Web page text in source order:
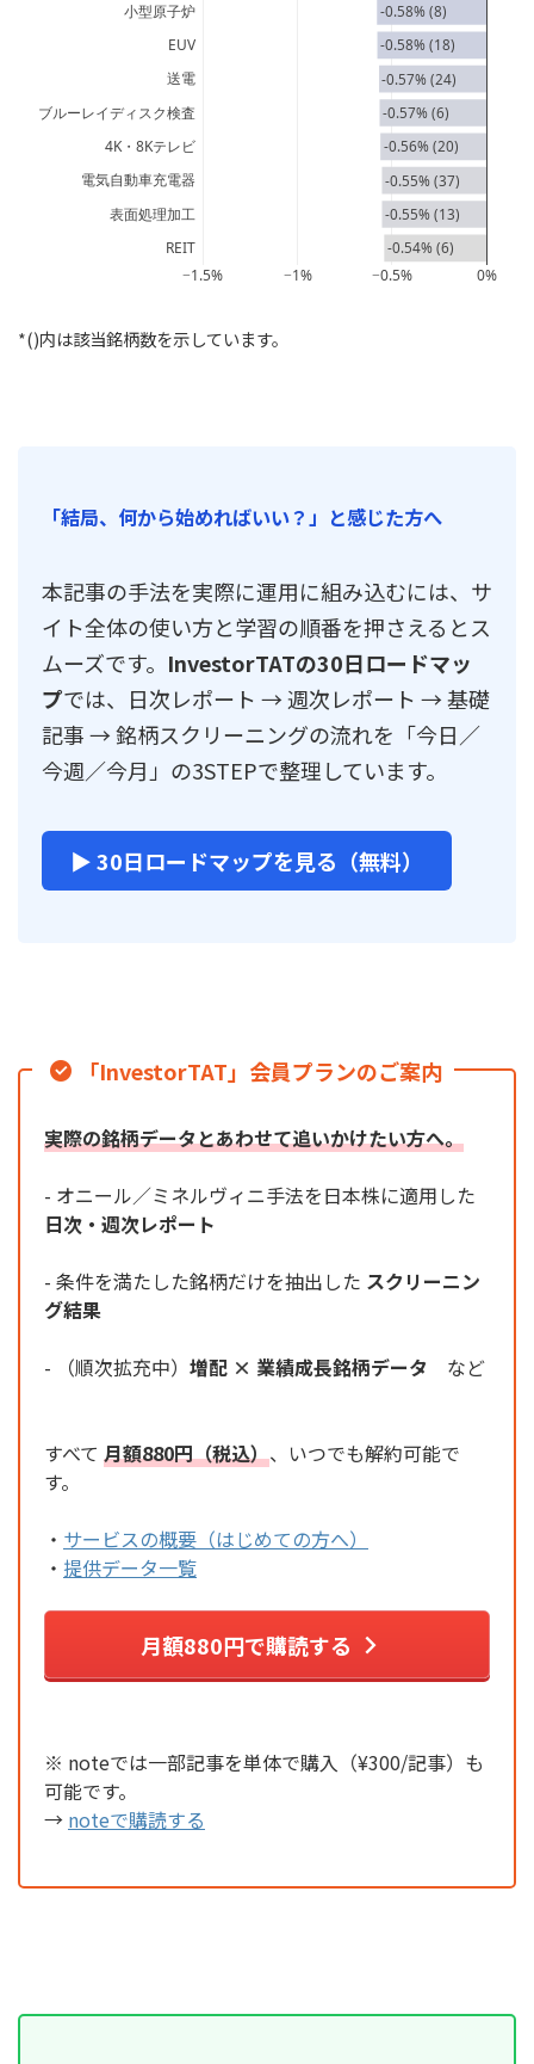
-0.54% (6)
-0.55% (13)
-0.55% (37)
-0.56% (20)
-0.57% (6)
-0.57% (24)
-0.58% (18)
-0.58% (8)
−1.5% −1% −0.5% 0%
REIT
表面処理加工
電気自動車充電器
4K・8Kテレビ
ブルーレイディスク検査
送電
EUV
小型原子炉
*()内は該当銘柄数を示しています。
「結局、何から始めればいい？」と感じた方へ
本記事の手法を実際に運用に組み込むには、サ
イト全体の使い方と学習の順番を押さえるとス
ムーズです。 InvestorTATの30日ロードマッ
プでは、日次レポート → 週次レポート → 基礎
記事 → 銘柄スクリーニングの流れを「今日／
今週／今月」の3STEPで整理しています。
▶ 30日ロードマップを見る（無料）
「InvestorTAT」会員プランのご案内
実際の銘柄データとあわせて追いかけたい方へ。
- オニール／ミネルヴィニ手法を日本株に適用した
日次・週次レポート
- 条件を満たした銘柄だけを抽出した スクリーニン
グ結果
- （順次拡充中） 増配 × 業績成長銘柄データ など
すべて 月額880円（税込）、いつでも解約可能で
す。
・ サービスの概要（はじめての方へ）
・ 提供データ一覧
月額880円で購読する
※ noteでは一部記事を単体で購入（¥300/記事）も
可能です。
→ noteで購読する